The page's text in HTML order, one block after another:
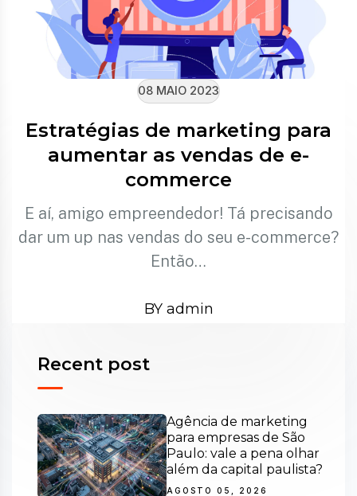
08 MAIO 2023
Estratégias de marketing para
aumentar as vendas de e-
commerce
E aí, amigo empreendedor! Tá precisando
dar um up nas vendas do seu e-commerce?
Então…
BY admin
Recent post
Agência de marketing
para empresas de São
Paulo: vale a pena olhar
além da capital paulista?
AGOSTO 05, 2026